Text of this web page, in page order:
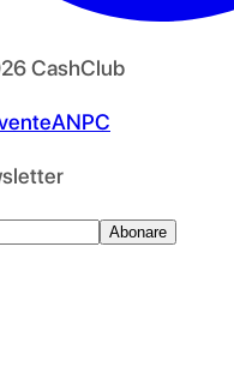
CashClub
ANPC
Abonare